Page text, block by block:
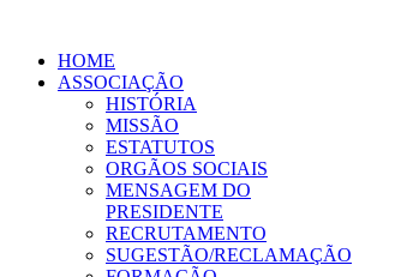
HOME
ASSOCIAÇÃO
HISTÓRIA
MISSÃO
ESTATUTOS
ORGÃOS SOCIAIS
MENSAGEM DO
PRESIDENTE
RECRUTAMENTO
SUGESTÃO/RECLAMAÇÃO